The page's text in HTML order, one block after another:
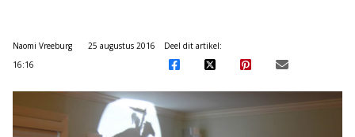
Naomi Vreeburg
25 augustus 2016
16:16
Deel dit artikel: